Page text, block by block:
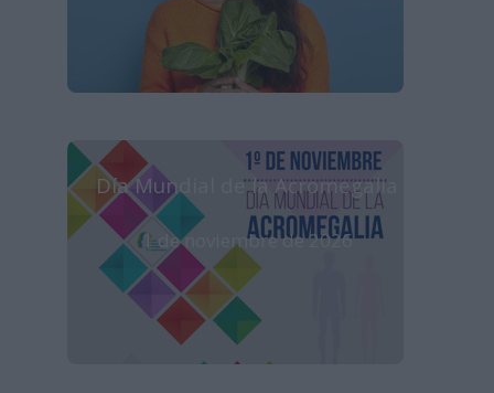
Día Mundial de la Acromegalia
1 de noviembre de 2026